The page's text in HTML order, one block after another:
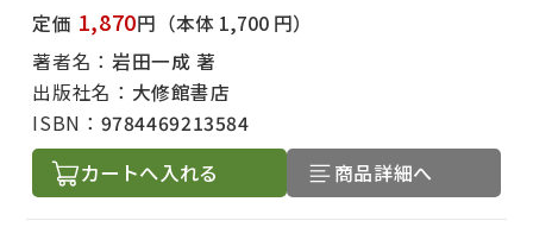
定価 1,870円 （本体 1,700 円）
著者名： 岩田一成 著
出版社名： 大修館書店
ISBN： 9784469213584
カートへ入れる 商品詳細へ